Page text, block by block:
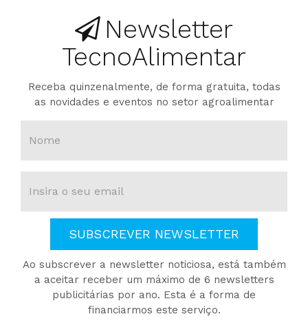
Newsletter
TecnoAlimentar
Receba quinzenalmente, de forma gratuita, todas
as novidades e eventos no setor agroalimentar
SUBSCREVER NEWSLETTER
Ao subscrever a newsletter noticiosa, está também
a aceitar receber um máximo de 6 newsletters
publicitárias por ano. Esta é a forma de
financiarmos este serviço.